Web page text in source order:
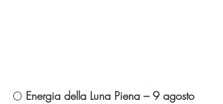
🌕 Energia della Luna Piena – 9 agosto